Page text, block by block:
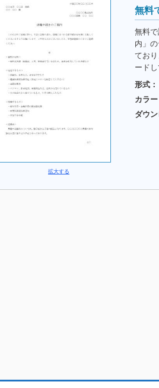
拡大する
無料
無料
内」
てお
ード
形式：
カラー
ダウン